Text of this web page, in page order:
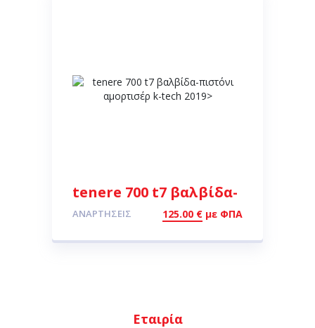
tenere 700 t7 βαλβίδα-
πιστόνι αμορτισέρ k-
tech 2019>
ΑΝΑΡΤΉΣΕΙΣ 125.00 € με ΦΠΑ
Εταιρία